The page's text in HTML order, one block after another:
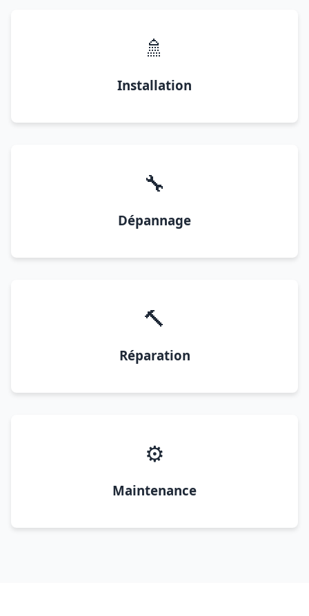
🚿
Installation
🔧
Dépannage
🔨
Réparation
⚙️
Maintenance